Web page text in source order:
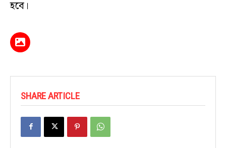
হবে।
SHARE ARTICLE